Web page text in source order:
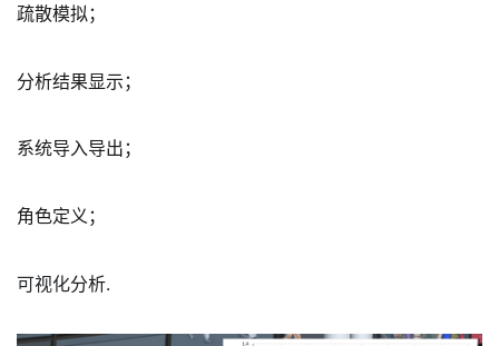
疏散模拟；
分析结果显示；
系统导入导出；
角色定义；
可视化分析.